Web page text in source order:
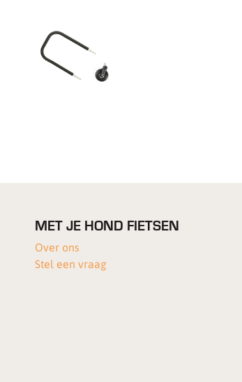
MET JE HOND FIETSEN
Over ons
Stel een vraag